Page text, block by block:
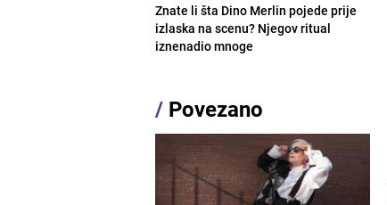
Znate li šta Dino Merlin pojede prije
izlaska na scenu? Njegov ritual
iznenadio mnoge
/ Povezano